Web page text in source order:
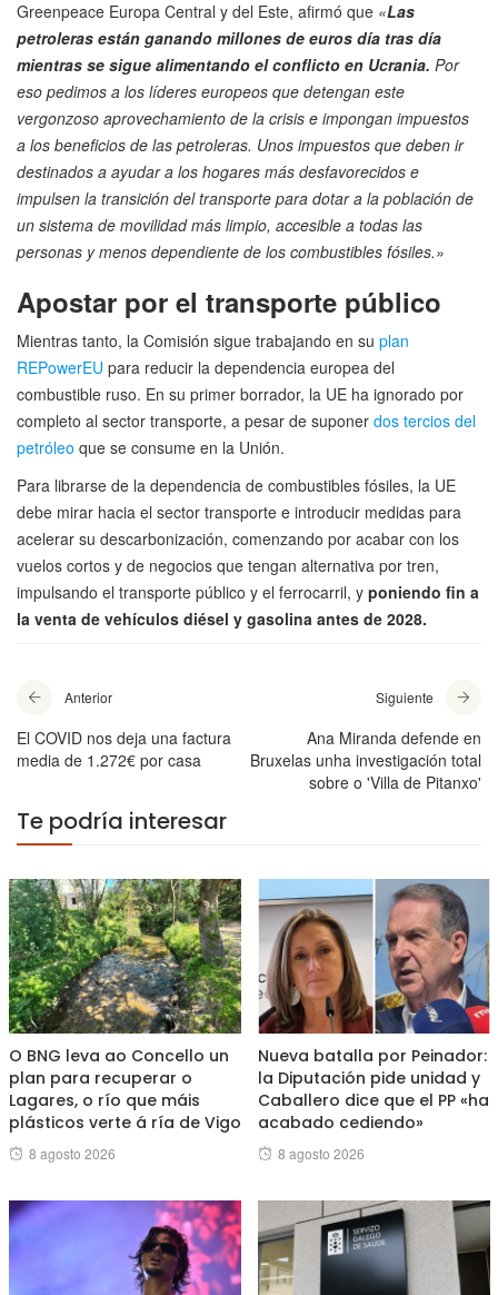
Greenpeace Europa Central y del Este, afirmó que «Las
petroleras están ganando millones de euros día tras día
mientras se sigue alimentando el conflicto en Ucrania. Por
eso pedimos a los líderes europeos que detengan este
vergonzoso aprovechamiento de la crisis e impongan impuestos
a los beneficios de las petroleras. Unos impuestos que deben ir
destinados a ayudar a los hogares más desfavorecidos e
impulsen la transición del transporte para dotar a la población de
un sistema de movilidad más limpio, accesible a todas las
personas y menos dependiente de los combustibles fósiles.»
Apostar por el transporte público
Mientras tanto, la Comisión sigue trabajando en su plan
REPowerEU para reducir la dependencia europea del
combustible ruso. En su primer borrador, la UE ha ignorado por
completo al sector transporte, a pesar de suponer dos tercios del
petróleo que se consume en la Unión.
Para librarse de la dependencia de combustibles fósiles, la UE
debe mirar hacia el sector transporte e introducir medidas para
acelerar su descarbonización, comenzando por acabar con los
vuelos cortos y de negocios que tengan alternativa por tren,
impulsando el transporte público y el ferrocarril, y poniendo fin a
la venta de vehículos diésel y gasolina antes de 2028.
Anterior
El COVID nos deja una factura
media de 1.272€ por casa
Siguiente
Ana Miranda defende en
Bruxelas unha investigación total
sobre o 'Villa de Pitanxo'
Te podría interesar
O BNG leva ao Concello un
plan para recuperar o
Lagares, o río que máis
plásticos verte á ría de Vigo
Posted
8 agosto 2026
Nueva batalla por Peinador:
la Diputación pide unidad y
Caballero dice que el PP «ha
acabado cediendo»
Posted
8 agosto 2026